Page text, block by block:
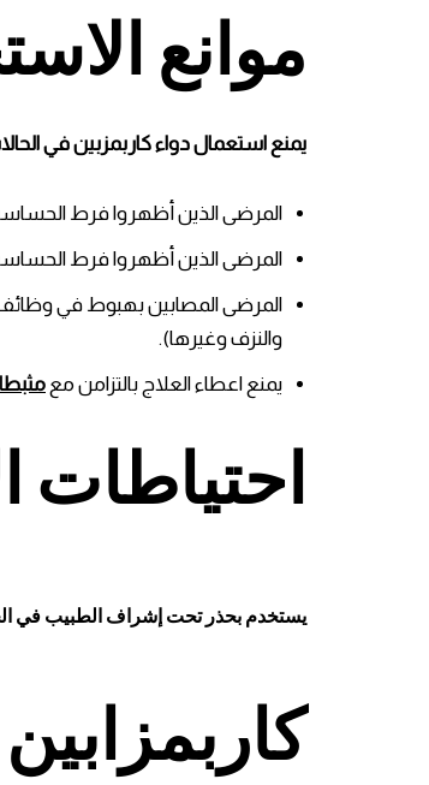
موانع
يمنع استعمال دواء كاربمزبين في
المرضى الذين أظهروا فرط
المرضى الذين أظهروا فرط
المرضى المصابين بهبوط في
والنزف وغيرها).
يمنع اعطاء العلاج بالتزامن مع
احتياطات
يستخدم بحذر تحت إشراف الطبيب في